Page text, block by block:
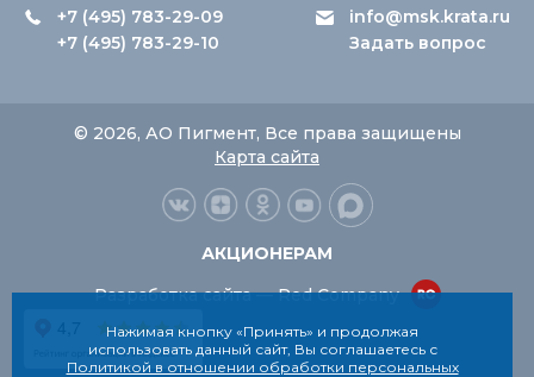
+7 (495) 783-29-09
+7 (495) 783-29-10
info@msk.krata.ru
Задать вопрос
© 2026, АО Пигмент, Все права защищены
Карта сайта
АКЦИОНЕРАМ
Разработка сайта — Red Company
Нажимая кнопку «Принять» и продолжая
использовать данный сайт, Вы соглашаетесь с
Политикой в отношении обработки персональных